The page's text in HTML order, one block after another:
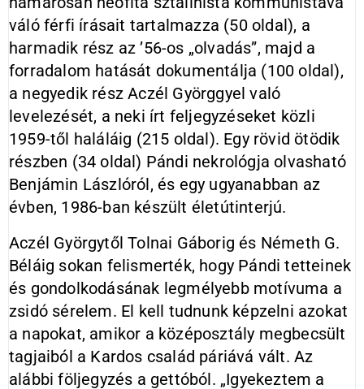
váló férfi írásait tartalmazza (50 oldal), a
harmadik rész az ’56-os „olvadás”, majd a
forradalom hatását dokumentálja (100 oldal),
a negyedik rész Aczél Györggyel való
levelezését, a neki írt feljegyzéseket közli
1959-től haláláig (215 oldal). Egy rövid ötödik
részben (34 oldal) Pándi nekrológja olvasható
Benjámin Lászlóról, és egy ugyanabban az
évben, 1986-ban készült életútinterjú.
Aczél Györgytől Tolnai Gáborig és Németh G.
Béláig sokan felismerték, hogy Pándi tetteinek
és gondolkodásának legmélyebb motívuma a
zsidó sérelem. El kell tudnunk képzelni azokat
a napokat, amikor a középosztály megbecsült
tagjaiból a Kardos család páriává vált. Az
alábbi följegyzés a gettóból. „Igyekeztem a